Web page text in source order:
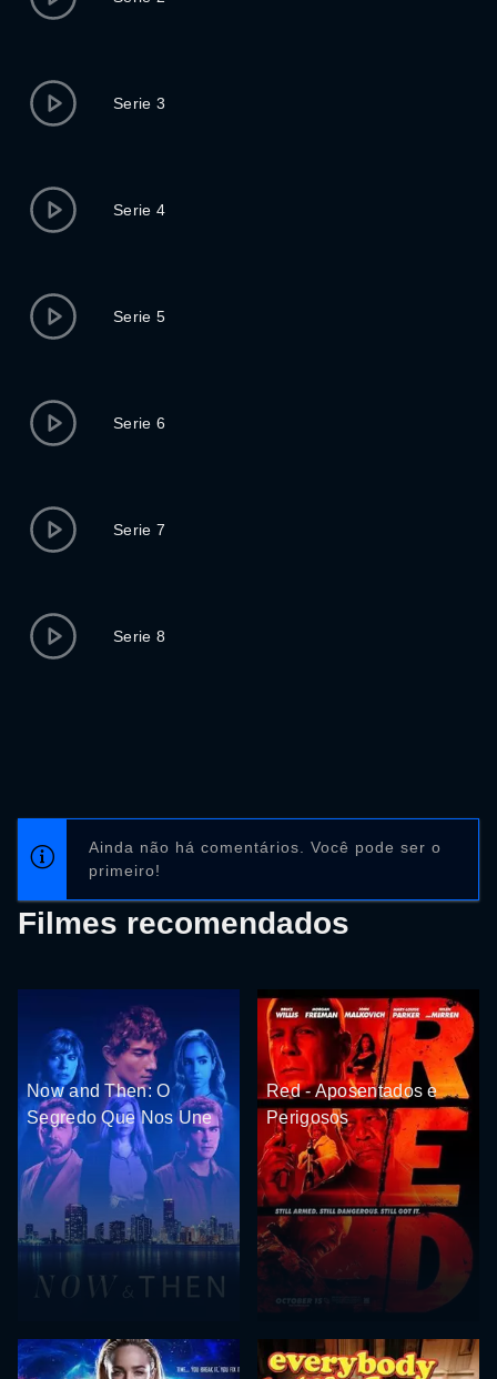
Serie 3
Serie 4
Serie 5
Serie 6
Serie 7
Serie 8
Ainda não há comentários. Você pode ser o
primeiro!
Filmes recomendados
Now and Then: O
Segredo Que Nos Une
Red - Aposentados e
Perigosos